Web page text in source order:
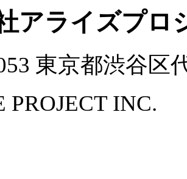
アライズプロ
東京都渋谷区
PROJECT INC.